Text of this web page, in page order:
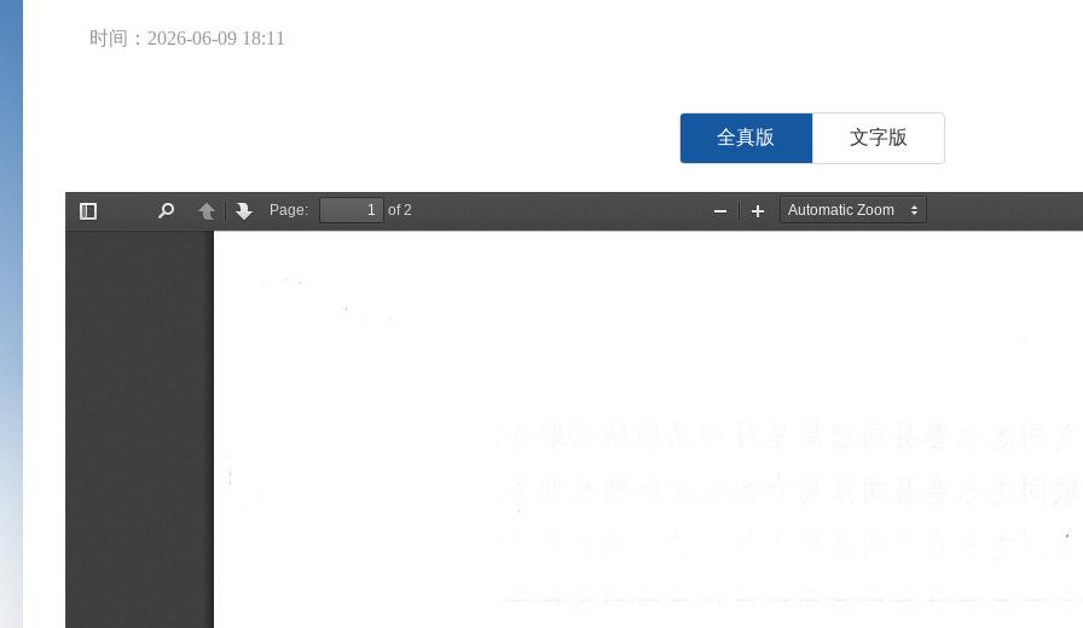
时间：2026-06-09 18:11
全真版 文字版